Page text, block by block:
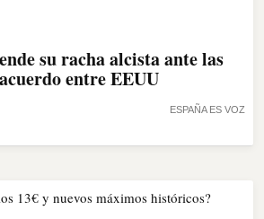
ESPAÑA ES VOZ
su racha alcista ante las
entre EEUU